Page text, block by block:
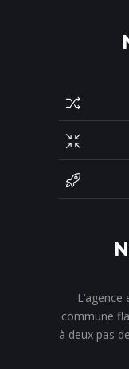
commune
à deux pas